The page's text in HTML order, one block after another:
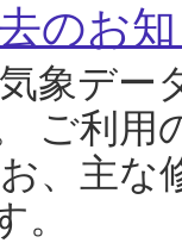
のお
象デー
ご利用
、主な
。